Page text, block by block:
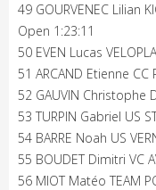
49 GOURVENEC Lilian
Open 1:23:11
50 EVEN Lucas
51 ARCAND Etienne CC
52 GAUVIN Christophe
53 TURPIN Gabriel US
54 BARRE Noah US
55 BOUDET Dimitri VC
56 MIOT Matéo TEAM